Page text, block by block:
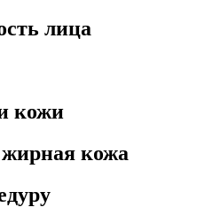
лица
кожи
кожа